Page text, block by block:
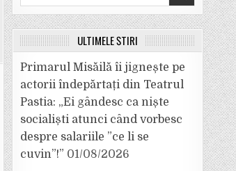
for:
ULTIMELE ȘTIRI
Primarul Misăilă îi jignește pe
actorii îndepărtați din Teatrul
Pastia: „Ei gândesc ca niște
socialiști atunci când vorbesc
despre salariile ”ce li se
cuvin”!” 01/08/2026